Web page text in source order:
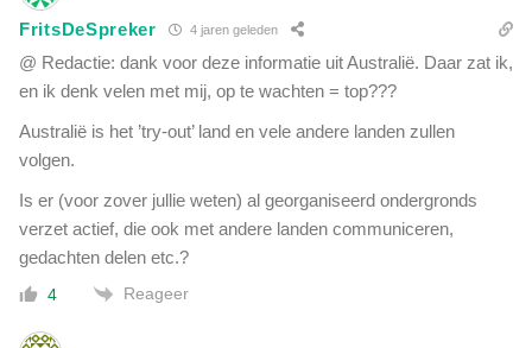
FritsDeSpreker 4 jaren geleden
@ Redactie: dank voor deze informatie uit Australië. Daar zat ik,
en ik denk velen met mij, op te wachten = top???
Australië is het ’try-out’ land en vele andere landen zullen
volgen.
Is er (voor zover jullie weten) al georganiseerd ondergronds
verzet actief, die ook met andere landen communiceren,
gedachten delen etc.?
4 Reageer